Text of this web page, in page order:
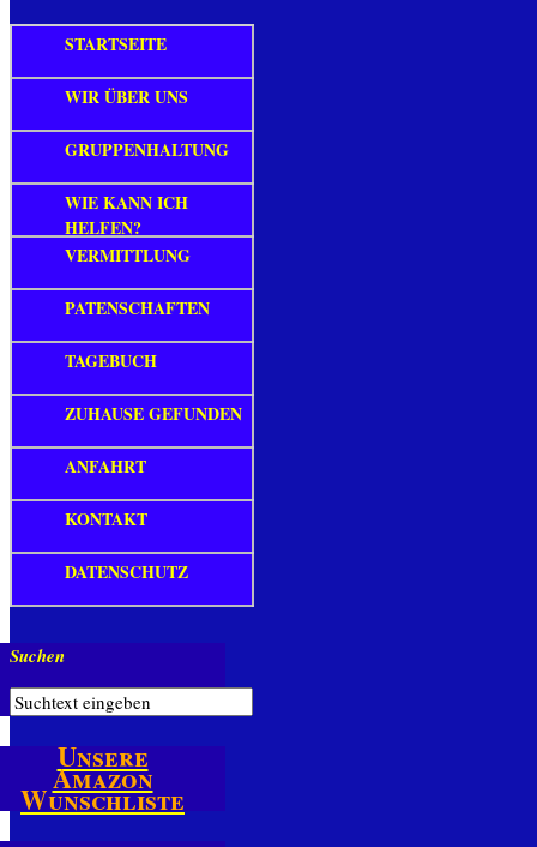
STARTSEITE
WIR ÜBER UNS
GRUPPENHALTUNG
WIE KANN ICH
HELFEN?
VERMITTLUNG
PATENSCHAFTEN
TAGEBUCH
ZUHAUSE GEFUNDEN
ANFAHRT
KONTAKT
DATENSCHUTZ
Suchen
Unsere
Amazon
Wunschliste